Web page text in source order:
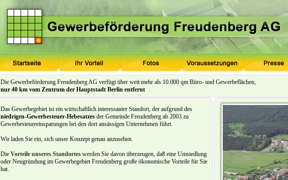
Die Gewerbeförderung Freudenberg AG verfügt über weit mehr als 10.000 qm Büro- und Gewerbeflächen,
nur 40 km vom Zentrum der Hauptstadt Berlin entfernt
Das Gewerbegebietist ein wirtschaftlich interessanter Standort, der aufgrund des
niedrigen-Gewerbesteuer-Hebesatzes der Gemeinde Freudenberg ab 2003 zu
Gewerbesteuereinsparungen bei den dort ansässigen Unternehmen führt.
Wir laden Sie ein, sich unser Konzept genau anzusehen.
Die Vorteile unseres Standortes werden Sie davon überzeugen, daß eine Umsiedlung
oder Neugründung im Gewerbegebiet Freudenberg große ökonomische Vorteile für Sie
hat.